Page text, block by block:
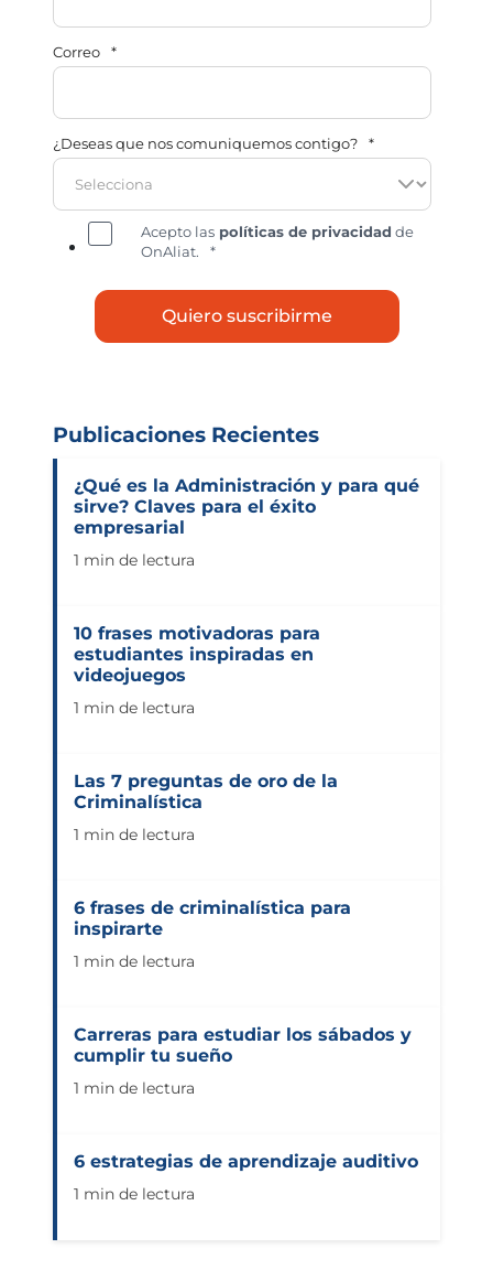
Correo *
¿Deseas que nos comuniquemos contigo? *
Acepto las políticas de privacidad de
OnAliat.
*
Publicaciones Recientes
¿Qué es la Administración y para qué
sirve? Claves para el éxito
empresarial
1 min de lectura
10 frases motivadoras para
estudiantes inspiradas en
videojuegos
1 min de lectura
Las 7 preguntas de oro de la
Criminalística
1 min de lectura
6 frases de criminalística para
inspirarte
1 min de lectura
Carreras para estudiar los sábados y
cumplir tu sueño
1 min de lectura
6 estrategias de aprendizaje auditivo
1 min de lectura